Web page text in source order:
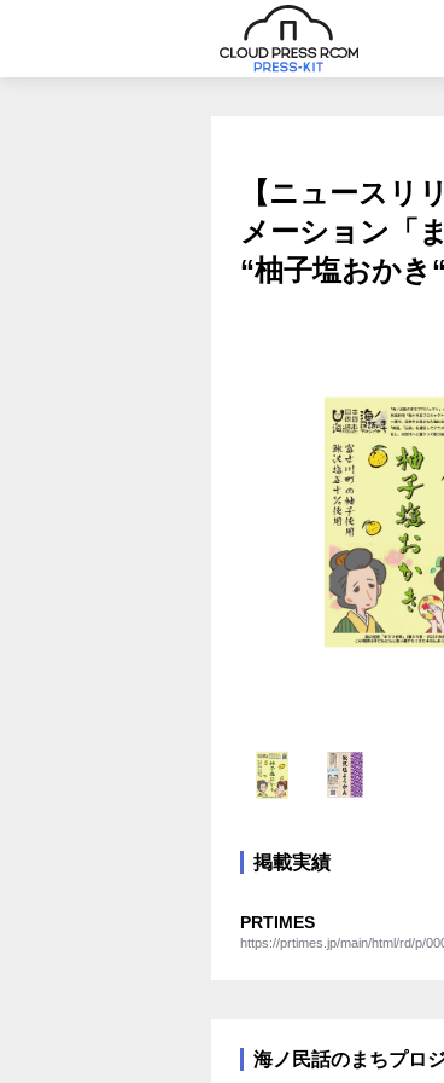
【ニュースリ
メーション「
“柚子塩おかき
掲載実績
PRTIMES
https://prtimes.jp/main/html/rd/p/
海ノ民話のまちプロ